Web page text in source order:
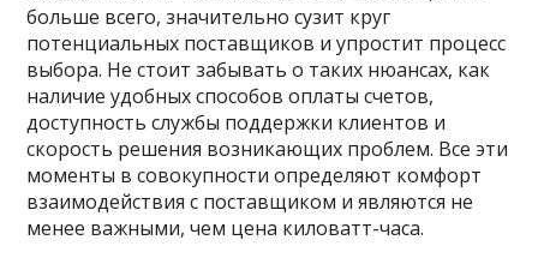
больше всего, значительно сузит круг
потенциальных поставщиков и упростит процесс
выбора. Не стоит забывать о таких нюансах, как
наличие удобных способов оплаты счетов,
доступность службы поддержки клиентов и
скорость решения возникающих проблем. Все эти
моменты в совокупности определяют комфорт
взаимодействия с поставщиком и являются не
менее важными, чем цена киловатт-часа.